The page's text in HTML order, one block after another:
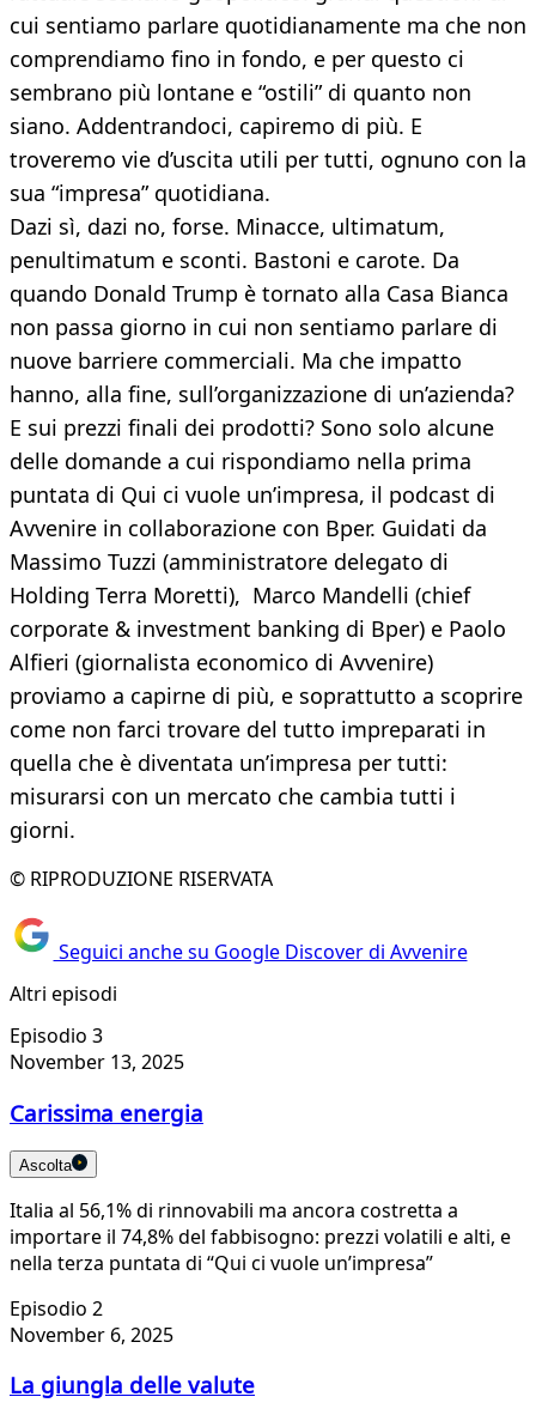
cui sentiamo parlare quotidianamente ma che non
comprendiamo fino in fondo, e per questo ci
sembrano più lontane e “ostili” di quanto non
siano. Addentrandoci, capiremo di più. E
troveremo vie d’uscita utili per tutti, ognuno con la
sua “impresa” quotidiana.
Dazi sì, dazi no, forse. Minacce, ultimatum,
penultimatum e sconti. Bastoni e carote. Da
quando Donald Trump è tornato alla Casa Bianca
non passa giorno in cui non sentiamo parlare di
nuove barriere commerciali. Ma che impatto
hanno, alla fine, sull’organizzazione di un’azienda?
E sui prezzi finali dei prodotti? Sono solo alcune
delle domande a cui rispondiamo nella prima
puntata di Qui ci vuole un’impresa, il podcast di
Avvenire in collaborazione con Bper. Guidati da
Massimo Tuzzi (amministratore delegato di
Holding Terra Moretti), Marco Mandelli (chief
corporate & investment banking di Bper) e Paolo
Alfieri (giornalista economico di Avvenire)
proviamo a capirne di più, e soprattutto a scoprire
come non farci trovare del tutto impreparati in
quella che è diventata un’impresa per tutti:
misurarsi con un mercato che cambia tutti i
giorni.
© RIPRODUZIONE RISERVATA
Seguici anche su Google Discover di Avvenire
Altri episodi
Episodio 3
November 13, 2025
Carissima energia
Ascolta
Italia al 56,1% di rinnovabili ma ancora costretta a
importare il 74,8% del fabbisogno: prezzi volatili e alti, e
nella terza puntata di “Qui ci vuole un’impresa”
Episodio 2
November 6, 2025
La giungla delle valute